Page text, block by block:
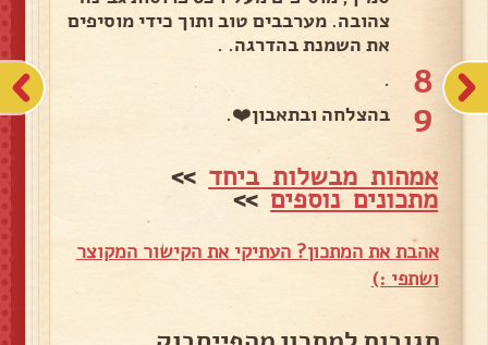
צהובה. מערבבים טוב ותוך כידי מוסיפים
את השמנת בהדרגה. .
8
.
9 בהצלחה ובתאבון❤️.
אמהות מבשלות ביחד >>
מתכונים נוספים>>
אהבת את המתכון? העתיקי את הקישור המקוצר
ושתפי :)